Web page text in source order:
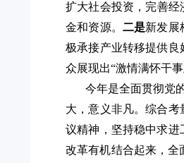
扩大社会投资，完善经
金和资源。 二是新发展
极承接产业转移提供
众展现出“激情满怀干
今年是全面贯彻党
大，意义非凡。综合考
议精神，坚持稳中求
改革有机结合起来，全